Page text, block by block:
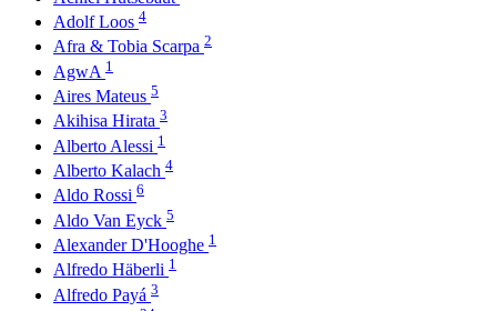
Adolf Loos 4
Afra & Tobia Scarpa 2
AgwA 1
Aires Mateus 5
Akihisa Hirata 3
Alberto Alessi 1
Alberto Kalach 4
Aldo Rossi 6
Aldo Van Eyck 5
Alexander D'Hooghe 1
Alfredo Häberli 1
Alfredo Payá 3